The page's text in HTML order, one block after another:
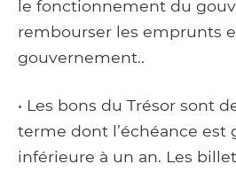
le fonctionnement du
rembourser les emprunts
gouvernement..
• Les bons du Trésor sont
terme dont l’échéance est
inférieure à un an. Les